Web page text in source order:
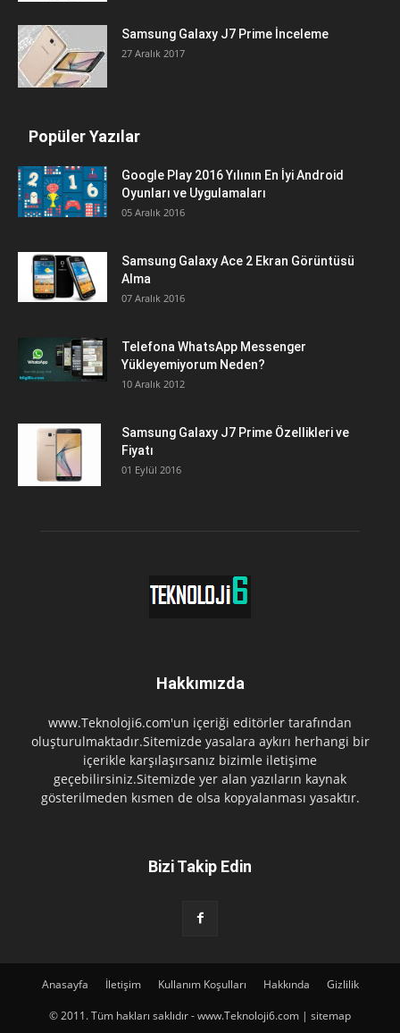
Samsung Galaxy J7 Prime İnceleme
27 Aralık 2017
Popüler Yazılar
Google Play 2016 Yılının En İyi Android
Oyunları ve Uygulamaları
05 Aralık 2016
Samsung Galaxy Ace 2 Ekran Görüntüsü
Alma
07 Aralık 2016
Telefona WhatsApp Messenger
Yükleyemiyorum Neden?
10 Aralık 2012
Samsung Galaxy J7 Prime Özellikleri ve
Fiyatı
01 Eylül 2016
Hakkımızda
www.Teknoloji6.com'un içeriği editörler tarafından
oluşturulmaktadır.Sitemizde yasalara aykırı herhangi bir
içerikle karşılaşırsanız bizimle iletişime
geçebilirsiniz.Sitemizde yer alan yazıların kaynak
gösterilmeden kısmen de olsa kopyalanması yasaktır.
Bizi Takip Edin
Anasayfa İletişim Kullanım Koşulları Hakkında Gizlilik
© 2011. Tüm hakları saklıdır - www.Teknoloji6.com | sitemap